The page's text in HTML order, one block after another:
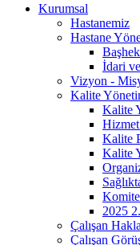
Kurumsal
Hastanemiz
Hastane
İdari
Vizyon -
Kalite
Kalite
Kalite
Kalite
2025
Çalışan
Çalışan